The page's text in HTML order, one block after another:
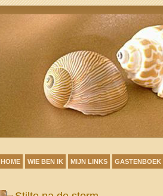
HOME WIE BEN IK MIJN LINKS GASTENBOEK